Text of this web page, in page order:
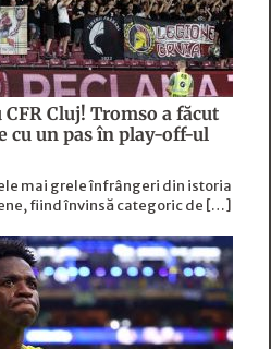
Cluj! Tromso a făcut
cu un pas în play-off-ul
mai grele înfrângeri din istoria
fiind învinsă categoric de […]